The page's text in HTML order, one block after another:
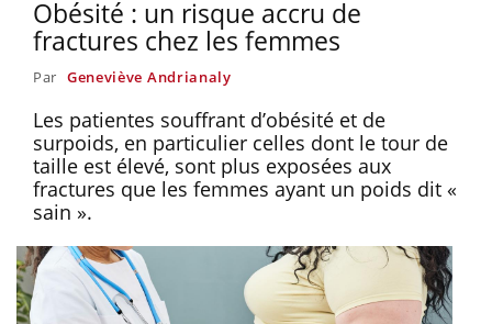
Obésité : un risque accru de
fractures chez les femmes
Par Geneviève Andrianaly
Les patientes souffrant d’obésité et de
surpoids, en particulier celles dont le tour de
taille est élevé, sont plus exposées aux
fractures que les femmes ayant un poids dit «
sain ».